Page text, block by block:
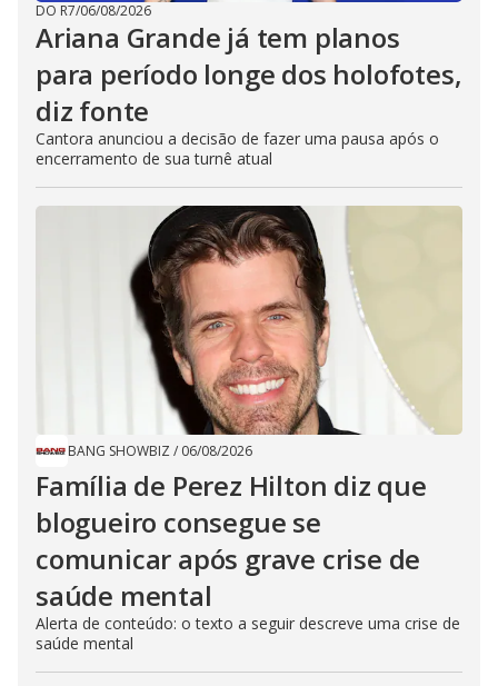
DO R7/06/08/2026
Ariana Grande já tem planos
para período longe dos holofotes,
diz fonte
Cantora anunciou a decisão de fazer uma pausa após o
encerramento de sua turnê atual
BANG SHOWBIZ / 06/08/2026
Família de Perez Hilton diz que
blogueiro consegue se
comunicar após grave crise de
saúde mental
Alerta de conteúdo: o texto a seguir descreve uma crise de
saúde mental